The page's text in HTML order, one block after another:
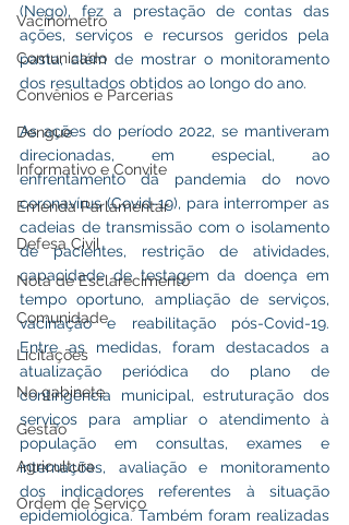
Vacinômetro
Comunicado
Convênios e Parcerias
Dengue
Informativo e Convite
Emenda Parlamentar
Defesa Civil
Nota de Esclarecimento
Comunidade
Licitações
No gabinete
Gestão
Agricultura
Ordem de Serviço
(Nego), fez a prestação de contas das
ações, serviços e recursos geridos pela
pasta, além de mostrar o monitoramento
dos resultados obtidos ao longo do ano.
As ações do período 2022, se mantiveram
direcionadas, em especial, ao
enfrentamento da pandemia do novo
coronavírus (Covid-19), para interromper as
cadeias de transmissão com o isolamento
de pacientes, restrição de atividades,
capacidade de testagem da doença em
tempo oportuno, ampliação de serviços,
vacinação e reabilitação pós-Covid-19.
Entre as medidas, foram destacados a
atualização periódica do plano de
contingência municipal, estruturação dos
serviços para ampliar o atendimento à
população em consultas, exames e
internações, avaliação e monitoramento
dos indicadores referentes à situação
epidemiológica. Também foram realizadas